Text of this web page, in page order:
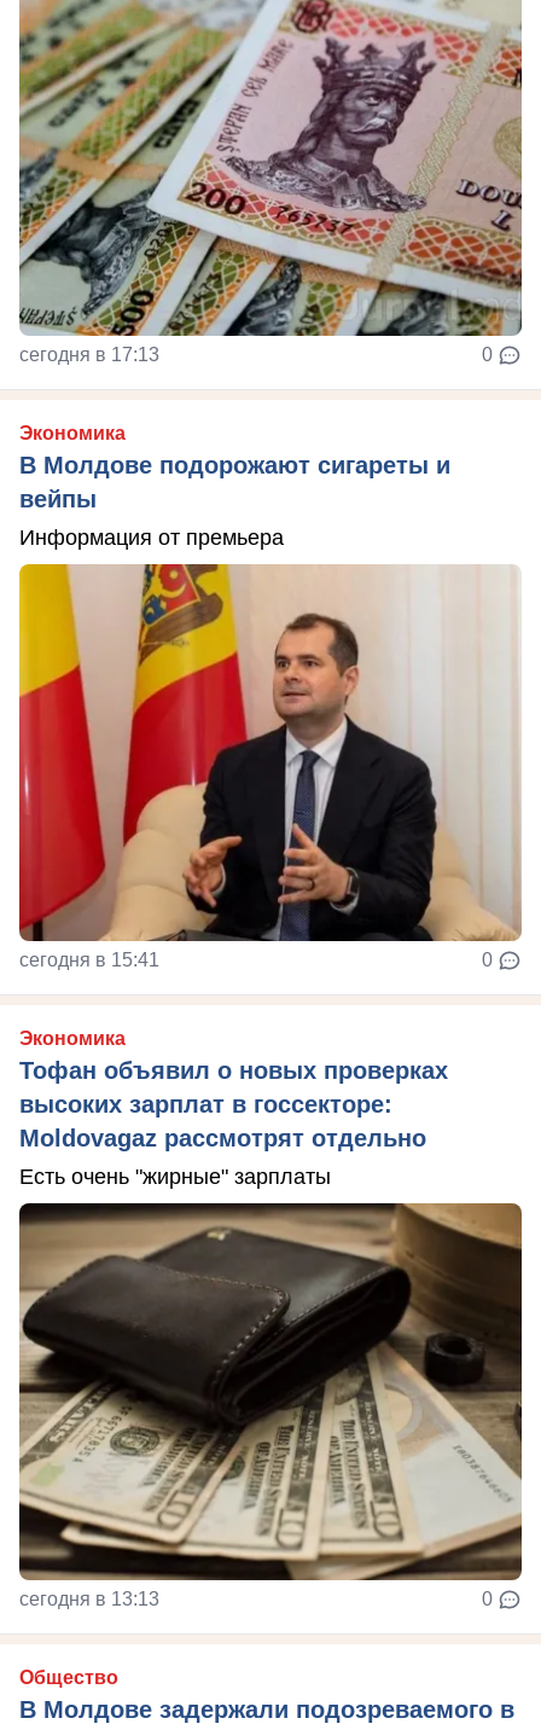
сегодня в 17:13 0
Экономика
В Молдове подорожают сигареты и
вейпы
Информация от премьера
сегодня в 15:41 0
Экономика
Тофан объявил о новых проверках
высоких зарплат в госсекторе:
Moldovagaz рассмотрят отдельно
Есть очень "жирные" зарплаты
сегодня в 13:13 0
Общество
В Молдове задержали подозреваемого в